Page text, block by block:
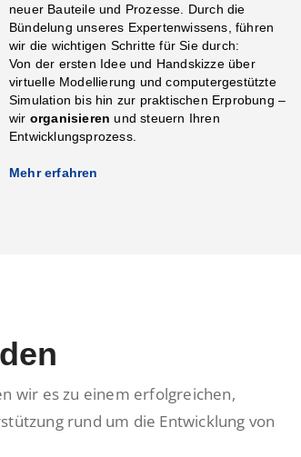
neuer Bauteile und Prozesse. Durch die
Bündelung unseres Expertenwissens, führen
wir die wichtigen Schritte für Sie durch:
Von der ersten Idee und Handskizze über
virtuelle Modellierung und computergestützte
Simulation bis hin zur praktischen Erprobung –
wir organisieren und steuern Ihren
Entwicklungsprozess.
Mehr erfahren
wir es zu einem erfolgreichen,
rund um die Entwicklung von